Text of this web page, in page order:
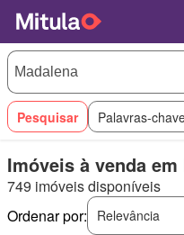
Pesquisar Palavras-
Imóveis à venda em
749 imóveis disponíveis
Ordenar por:
Relevância